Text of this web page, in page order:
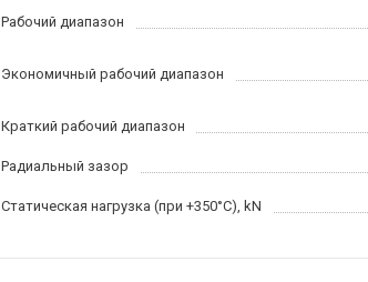
Рабочий диапазон
Экономичный рабочий диапазон
Краткий рабочий диапазон
Радиальный зазор
Статическая нагрузка (при +350°C), kN